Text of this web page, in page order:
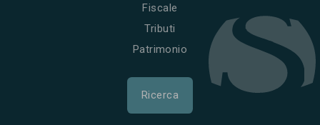
Fiscale
Tributi
Patrimonio
Ricerca